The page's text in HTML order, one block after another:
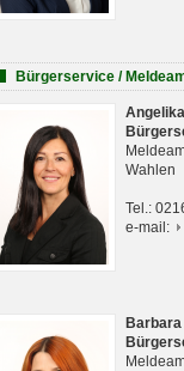
Bürgerservice /
Wahlen
Tel.:
e-mail: